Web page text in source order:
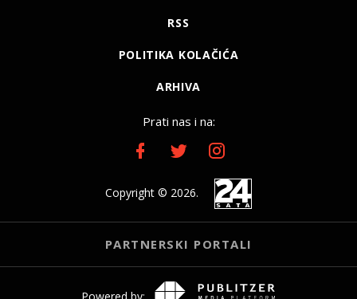
RSS
POLITIKA KOLAČIĆA
ARHIVA
Prati nas i na:
Copyright © 2026.
PARTNERSKI PORTALI